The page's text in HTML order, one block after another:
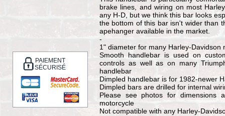
PAIEMENT
SÉCURISÉ
brake lines, and wiring on most
any H-D, but we think this bar looks
the bottom of this bar isn't wider than
apehanger available in the market.
-
1" diameter for many Harley-
Smooth handlebar is used on
controls as well as on many
handlebar
Dimpled handlebar is for 1982-newer
Dimpled bars are drilled for internal
Please see photos for dimensions
motorcycle
Not compatible with any Harley-